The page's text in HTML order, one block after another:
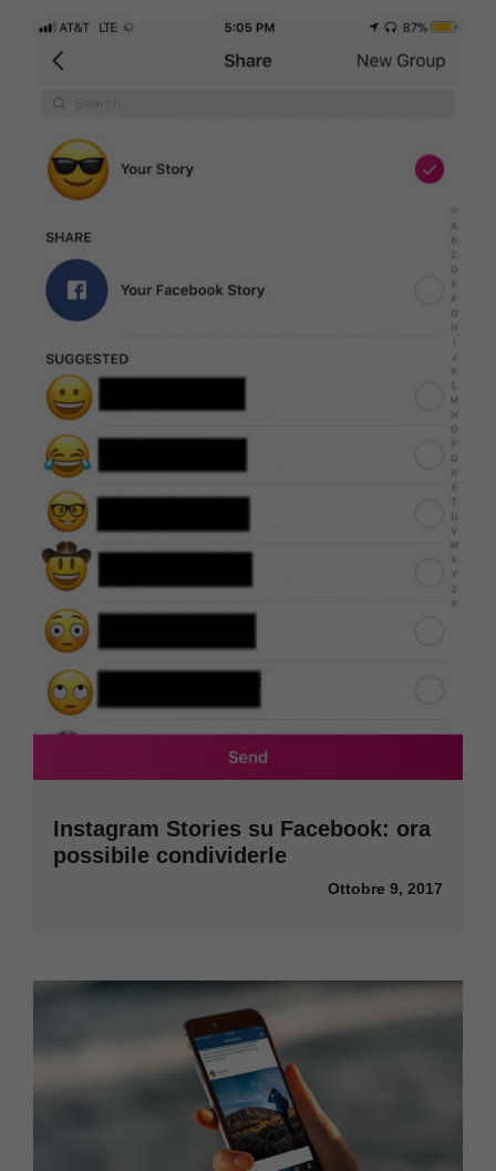
Instagram Stories su Facebook: ora
possibile condividerle
Ottobre 9, 2017